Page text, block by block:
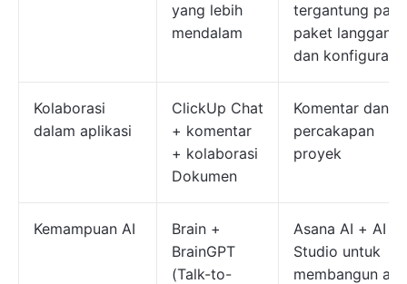
yang lebih
mendalam
tergantung pada
paket langganan
dan konfigurasi.
Kolaborasi
dalam aplikasi
ClickUp Chat
+ komentar
+ kolaborasi
Dokumen
Komentar dan
percakapan
proyek
Kemampuan AI
Brain +
BrainGPT
(Talk-to-
Asana AI + AI
Studio untuk
membangun alur